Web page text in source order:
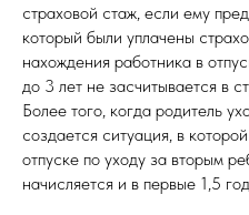
страховой стаж, если ему
который были уплачены
нахождения работника в
до 3 лет не засчитывается в
Более того, когда родитель
создается ситуация, в
отпуске по уходу за вторым
начисляется и в первые 1,5